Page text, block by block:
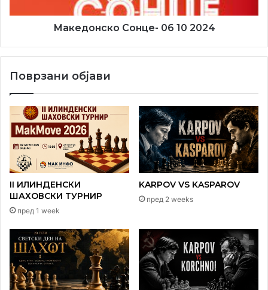
Најмасовна симултанка се одигра 1966. година во
Хавана во чест на поранешниот светски шаховски првак
табли.
Магнус Карлсен – симултанка
Македонско Сонце- 06 10 2024
Поврзани објави
II ИЛИНДЕНСКИ
ШАХОВСКИ ТУРНИР
пред 1 week
KARPOV VS KASPAROV
пред 2 weeks